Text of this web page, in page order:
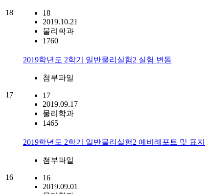
18
18
2019.10.21
물리학과
1760
17
2019학년도 2학기 일반물리실험2 실험 변동
첨부파일
17
2019.09.17
물리학과
1465
16
2019학년도 2학기 일반물리실험2 예비레포트 및 표지
첨부파일
16
2019.09.01